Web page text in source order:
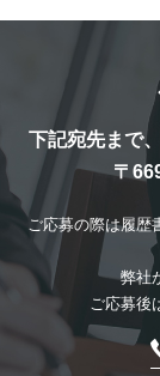
下記宛先まで、
〒
ご応募の際は履歴
弊社
ご応募後